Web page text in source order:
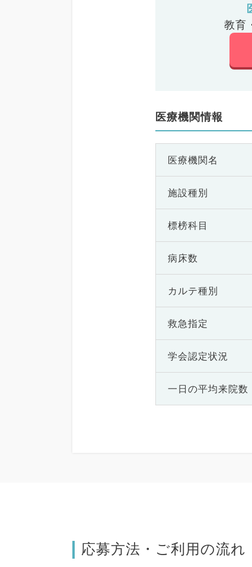
教育
医療機関情報
医療機関名
施設種別
標榜科目
病床数
カルテ種別
救急指定
学会認定状況
一日の平均来院数
応募方法・ご利用の流れ